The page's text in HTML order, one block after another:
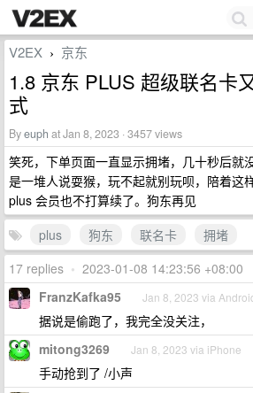
V2EX › 京东
1.8 京东 PLUS 超级联名卡
式
Byeuph at Jan 8, 2023 · 3457 views
笑死，下单页面一直显示拥堵，几十秒后就
是一堆人说耍猴，玩不起就别玩呗，陪着这
plus 会员也不打算续了。狗东再见
plus
狗东 联名卡
拥堵
17 replies • 2023-01-08 14:23:56 +08:00
FranzKafka95 Jan 8, 2023 via
据说是偷跑了，我完全没关注，
mitong3269 Jan 8, 2023 via iPhone
手动抢到了 /小声